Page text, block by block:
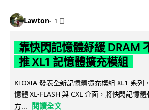
Lawton 1 日
靠快閃記憶體紓緩 DRAM
推 XL1 記憶體擴充模組
KIOXIA 發表全新記憶體擴充模組 XL1 系列
憶體 XL-FLASH 與 CXL 介面，將快閃記憶
方...
閱讀全文